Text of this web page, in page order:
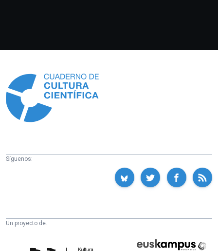
Síguenos:
Un proyecto de:
Fundazioa